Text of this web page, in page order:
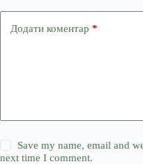
Додати коментар *
Save my name, email and
next time I comment.